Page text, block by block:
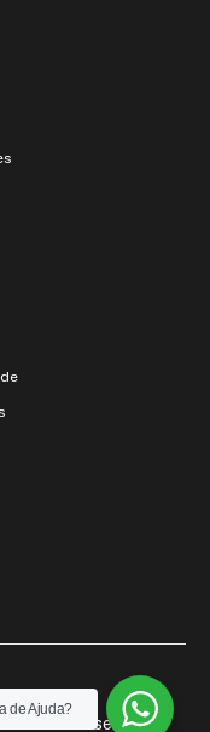
Reservados.
de Ajuda?